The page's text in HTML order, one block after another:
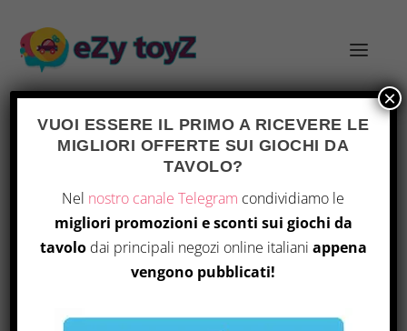
Home/ Prodotto Part Number / DOWD0028
Visualizzazione del risultato
VUOI ESSERE IL PRIMO A RICEVERE LE
MIGLIORI OFFERTE SUI GIOCHI DA
TAVOLO?
Nel nostro canale Telegram condividiamo le
migliori promozioni e sconti sui giochi da
tavolo dai principali negozi online italiani appena
vengono pubblicati!
×